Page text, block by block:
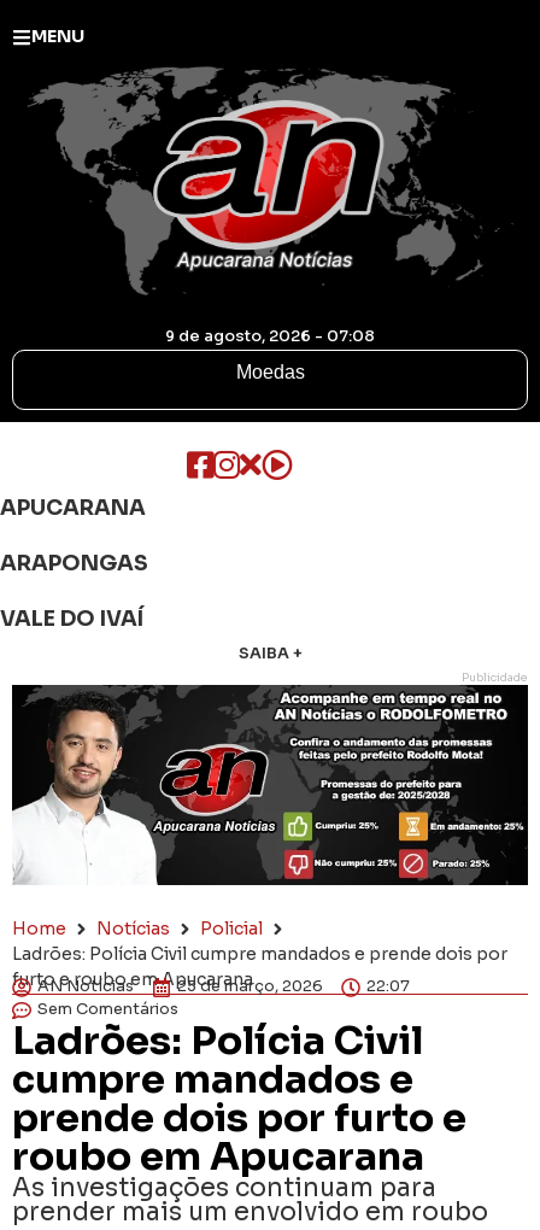
MENU
9 de agosto, 2026 - 07:08
Moedas
APUCARANA
ARAPONGAS
VALE DO IVAÍ
SAIBA +
Publicidade
Home Notícias
Policial
Ladrões: Polícia Civil cumpre mandados e prende dois por
furto e roubo em Apucarana
AN Notícias 25 de março, 2026
22:07
Sem Comentários
Ladrões: Polícia Civil
cumpre mandados e
prende dois por furto e
roubo em Apucarana
As investigações continuam para
prender mais um envolvido em roubo